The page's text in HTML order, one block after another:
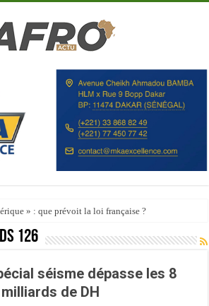
» : que prévoit la loi française ?
126
séisme dépasse les 8
milliards de DH